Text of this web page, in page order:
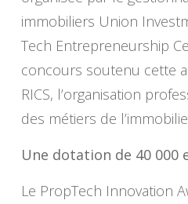
immobiliers Union
Tech Entrepreneurship
concours soutenu cette
RICS, l’organisation
des métiers de
Une dotation de 40 000
Le PropTech Innovation